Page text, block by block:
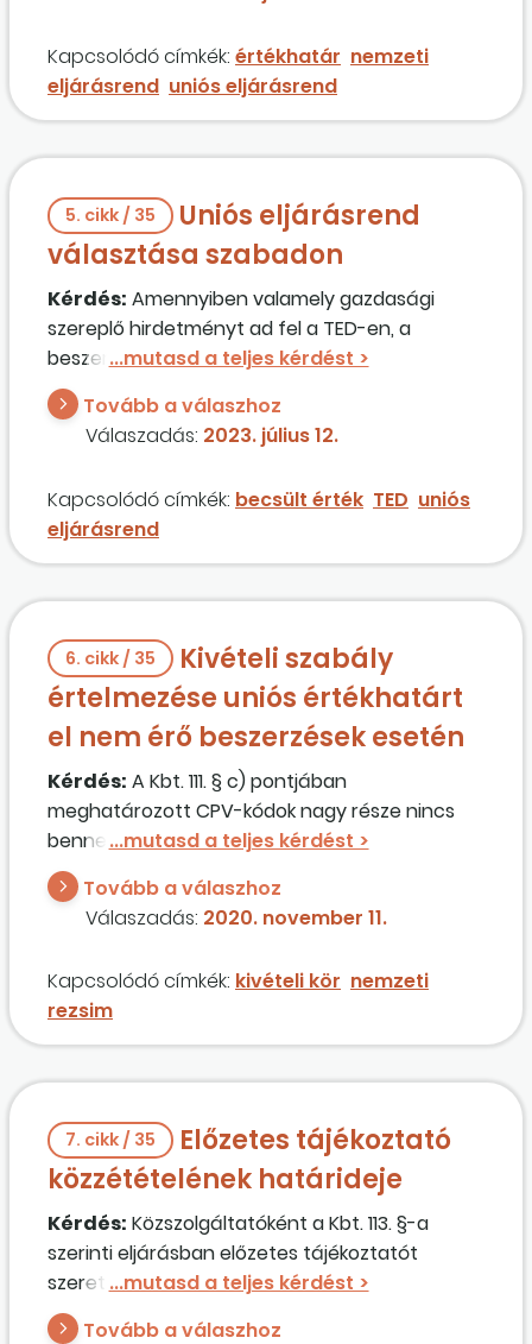
Kapcsolódó címkék: értékhatár nemzeti
eljárásrend uniós eljárásrend
5. cikk / 35
Uniós eljárásrend
választása szabadon
Kérdés: Amennyiben valamely gazdasági
szereplő hirdetményt ad fel a TED-en, a
beszerzési eljárása becsült értékének minden
esetben el kell érnie az adott tárgyra
vonatkozó uniós értékhatárt, vagy az az
értékhatár alatti becsült értékű eljárásra
abból a célból, hogy további uniós országok
számára is elérhető legyen a felhívás?
Tovább a válaszhoz
Válaszadás: 2023. július 12.
Kapcsolódó címkék: becsült érték TED uniós
eljárásrend
6. cikk / 35
Kivételi szabály
értelmezése uniós értékhatárt
el nem érő beszerzések esetén
Kérdés: A Kbt. 111. § c) pontjában
meghatározott CPV-kódok nagy része nincs
benne a 3. számú mellékletben. Ezt hogyan kell
érteni mint kivételt?
Tovább a válaszhoz
Válaszadás: 2020. november 11.
Kapcsolódó címkék: kivételi kör nemzeti
rezsim
7. cikk / 35
Előzetes tájékoztató
közzétételének határideje
Kérdés: Közszolgáltatóként a Kbt. 113. §-a
szerinti eljárásban előzetes tájékoztatót
szeretnék közzétenni. Meddig szükséges
várnom?
Tovább a válaszhoz